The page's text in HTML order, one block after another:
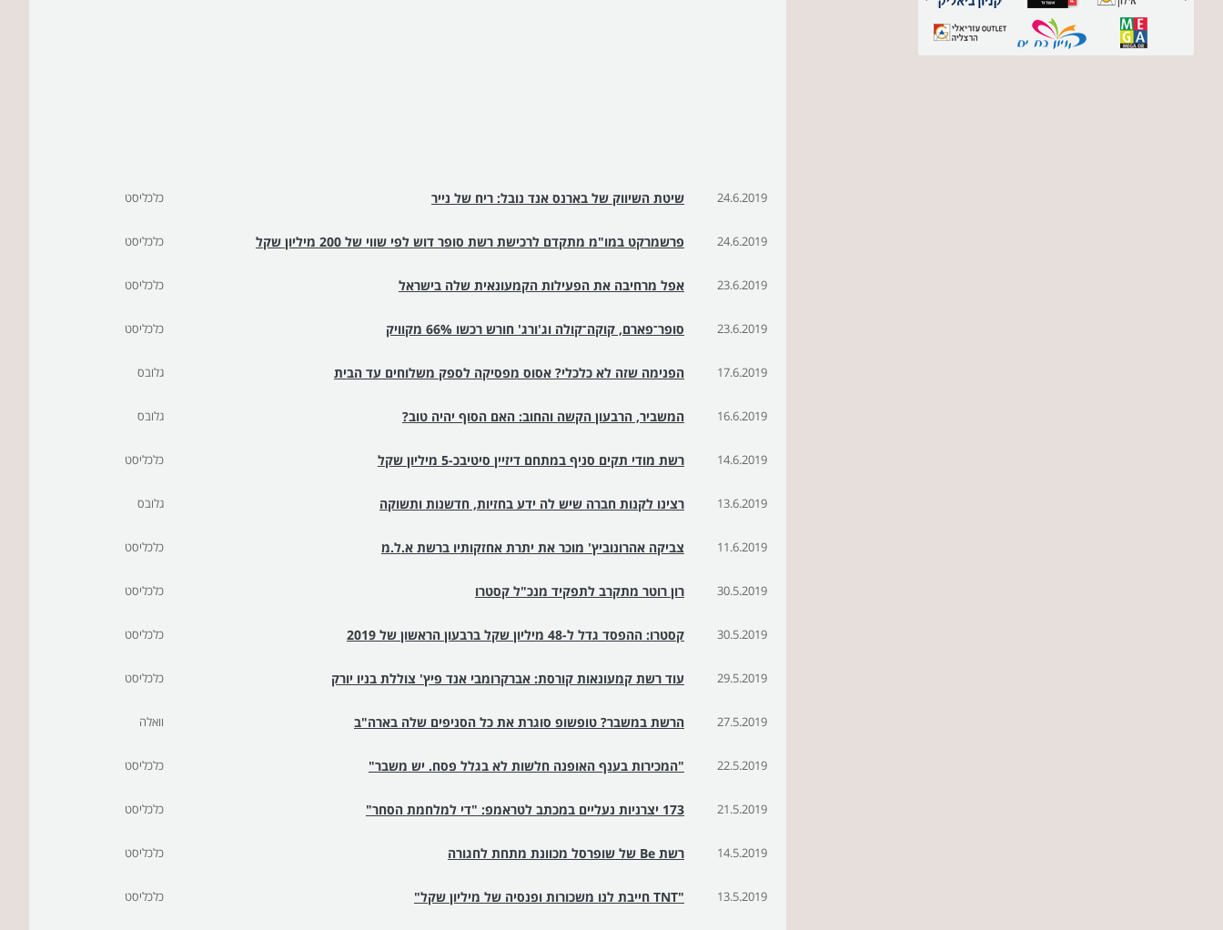
24.6.2019 שיטת השיווק של בארנס אנד נובל: ריח של נייר כלכליסט
24.6.2019 פרשמרקט במו"מ מתקדם לרכישת רשת סופר דוש לפי שווי של 200 מיליון שקל כלכליסט
23.6.2019 אפל מרחיבה את הפעילות הקמעונאית שלה בישראל כלכליסט
23.6.2019 סופר־פארם, קוקה־קולה וג'ורג' חורש רכשו 66% מקוויק כלכליסט
17.6.2019 הפנימה שזה לא כלכלי? אסוס מפסיקה לספק משלוחים עד הבית גלובס
16.6.2019 המשביר, הרבעון הקשה והחוב: האם הסוף יהיה טוב? גלובס
14.6.2019 רשת מודי תקים סניף במתחם דיזיין סיטיבכ-5 מיליון שקל כלכליסט
13.6.2019 רצינו לקנות חברה שיש לה ידע בחזיות, חדשנות ותשוקה גלובס
11.6.2019 צביקה אהרונוביץ' מוכר את יתרת אחזקותיו ברשת א.ל.מ כלכליסט
30.5.2019 רון רוטר מתקרב לתפקיד מנכ"ל קסטרו כלכליסט
30.5.2019 קסטרו: ההפסד גדל ל-48 מיליון שקל ברבעון הראשון של 2019 כלכליסט
29.5.2019 עוד רשת קמעונאות קורסת: אברקרומבי אנד פיץ' צוללת בניו יורק כלכליסט
27.5.2019 הרשת במשבר? טופשופ סוגרת את כל הסניפים שלה בארה"ב וואלה
22.5.2019 "המכירות בענף האופנה חלשות לא בגלל פסח. יש משבר" כלכליסט
21.5.2019 173 יצרניות נעליים במכתב לטראמפ: "די למלחמת הסחר" כלכליסט
14.5.2019 רשת Be של שופרסל מכוונת מתחת לחגורה כלכליסט
13.5.2019 "TNT חייבת לנו משכורות ופנסיה של מיליון שקל" כלכליסט